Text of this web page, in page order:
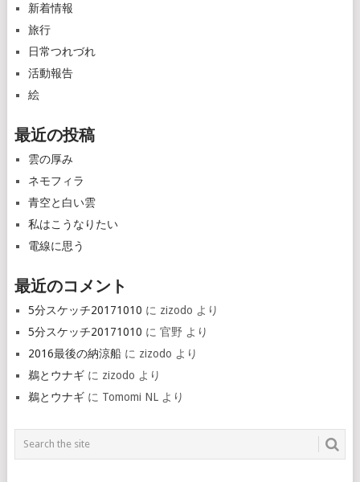
新着情報
旅行
日常つれづれ
活動報告
絵
最近の投稿
雲の厚み
ネモフィラ
青空と白い雲
私はこうなりたい
電線に思う
最近のコメント
5分スケッチ20171010 に zizodo より
5分スケッチ20171010 に 官野 より
2016最後の納涼船に zizodo より
鵜とウナギに zizodo より
鵜とウナギに Tomomi NLより